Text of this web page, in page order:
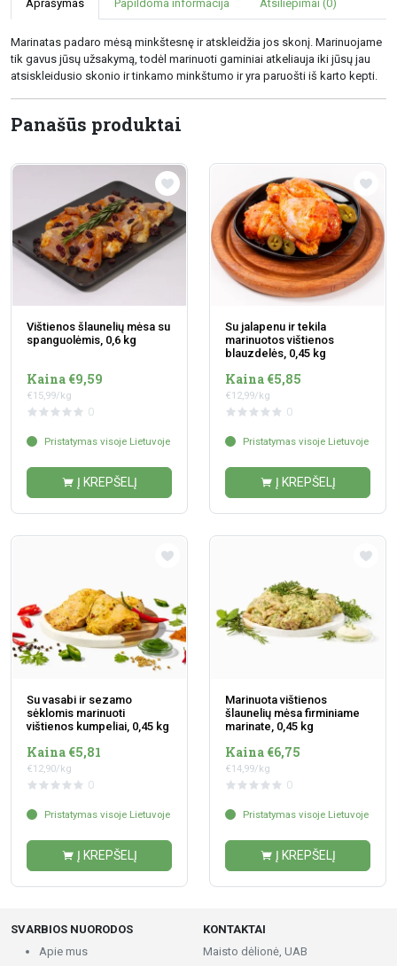
Aprašymas Papildoma informacija Atsiliepimai (0)
Marinatas padaro mėsą minkštesnę ir atskleidžia jos skonį. Marinuojame
tik gavus jūsų užsakymą, todėl marinuoti gaminiai atkeliauja iki jūsų jau
atsiskleidusio skonio ir tinkamo minkštumo ir yra paruošti iš karto kepti.
Panašūs produktai
Vištienos šlaunelių mėsa su
spanguolėmis, 0,6 kg
Kaina €9,59
€15,99/kg
0
Pristatymas visoje Lietuvoje
Į KREPŠELĮ
Su jalapenu ir tekila
marinuotos vištienos
blauzdelės, 0,45 kg
Kaina €5,85
€12,99/kg
0
Pristatymas visoje Lietuvoje
Į KREPŠELĮ
Su vasabi ir sezamo
sėklomis marinuoti
vištienos kumpeliai, 0,45 kg
Kaina €5,81
€12,90/kg
0
Pristatymas visoje Lietuvoje
Į KREPŠELĮ
Marinuota vištienos
šlaunelių mėsa firminiame
marinate, 0,45 kg
Kaina €6,75
€14,99/kg
0
Pristatymas visoje Lietuvoje
Į KREPŠELĮ
SVARBIOS NUORODOS
Apie mus
KONTAKTAI
Maisto dėlionė, UAB